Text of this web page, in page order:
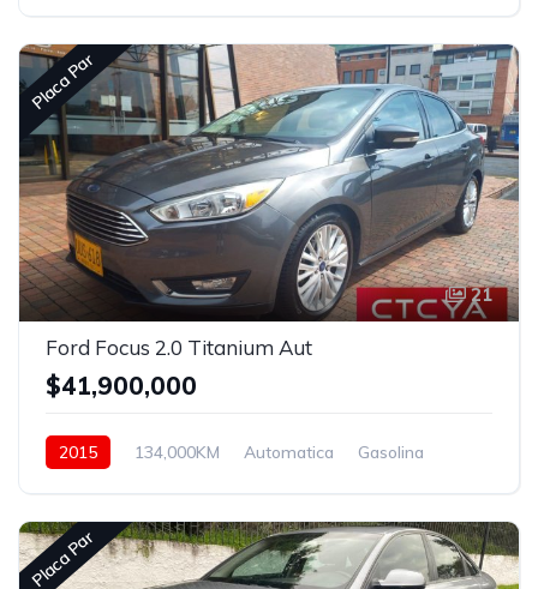
Placa Par
21
Ford Focus 2.0 Titanium Aut
$41,900,000
2015 134,000KM Automatica
Gasolina
Placa Par